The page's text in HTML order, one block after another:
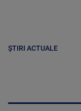
ȘTIRI ACTUALE